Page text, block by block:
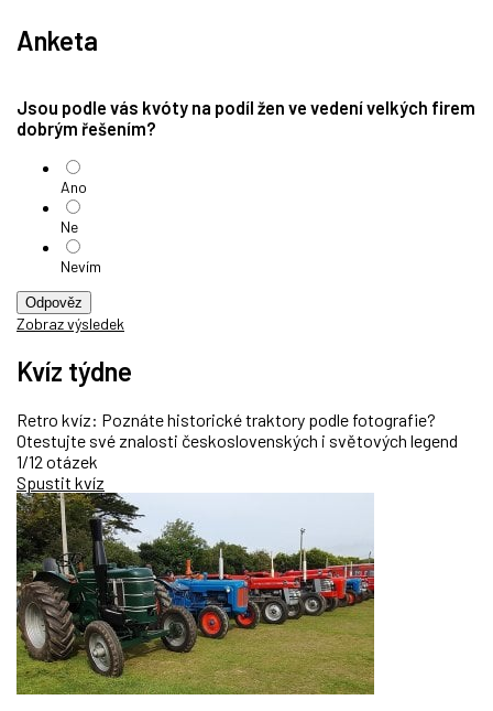
Anketa
Jsou podle vás kvóty na podíl žen ve vedení velkých firem
dobrým řešením?
Ano
Ne
Nevím
Odpověz
Zobraz výsledek
Kvíz týdne
Retro kvíz: Poznáte historické traktory podle fotografie?
Otestujte své znalosti československých i světových legend
1/12 otázek
Spustit kvíz